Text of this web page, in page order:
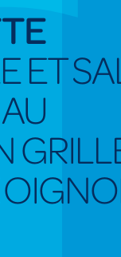
ET